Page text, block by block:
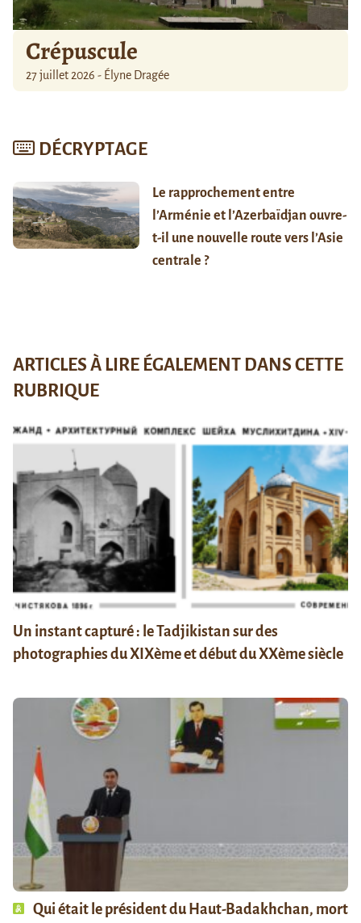
Crépuscule
27 juillet 2026 - Élyne Dragée
DÉCRYPTAGE
Le rapprochement entre
l’Arménie et l’Azerbaïdjan ouvre-
t-il une nouvelle route vers l’Asie
centrale ?
ARTICLES À LIRE ÉGALEMENT DANS CETTE
RUBRIQUE
Un instant capturé : le Tadjikistan sur des
photographies du XIXème et début du XXème siècle
Qui était le président du Haut-Badakhchan, mort